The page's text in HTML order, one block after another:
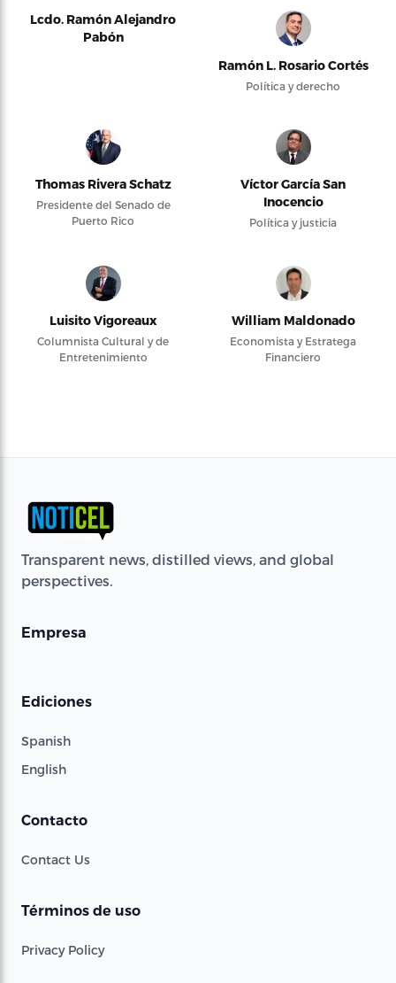
Lcdo. Ramón Alejandro
Pabón
Ramón L. Rosario Cortés
Política y derecho
Thomas Rivera Schatz
Presidente del Senado de
Puerto Rico
Víctor García San
Inocencio
Política y justicia
Luisito Vigoreaux
Columnista Cultural y de
Entretenimiento
William Maldonado
Economista y Estratega
Financiero
Transparent news, distilled views, and global
perspectives.
Empresa
Ediciones
Spanish
English
Contacto
Contact Us
Términos de uso
Privacy Policy